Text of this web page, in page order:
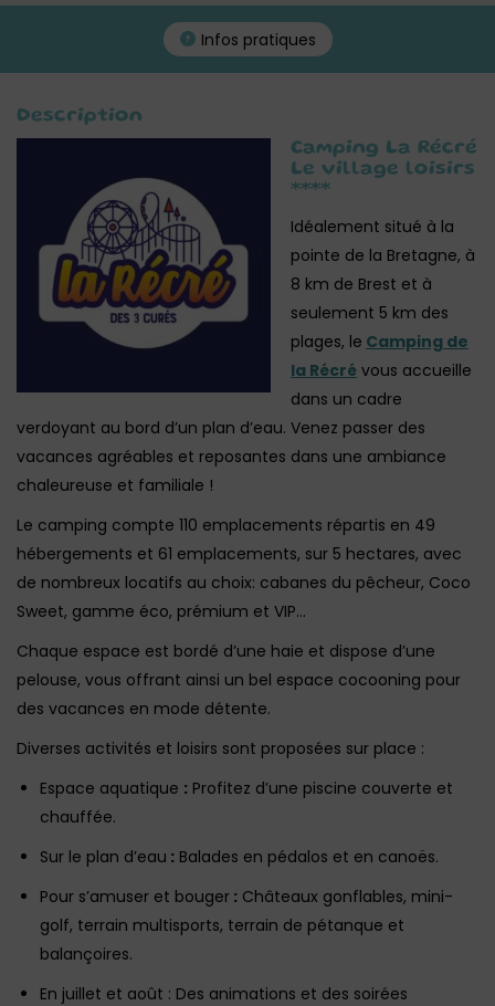
Infos pratiques
Description
Camping La Récré
Le village loisirs
****
Idéalement situé à la
pointe de la Bretagne, à
8 km de Brest et à
seulement 5 km des
plages, le Camping de
la Récré vous accueille
dans un cadre
verdoyant au bord d’un plan d’eau. Venez passer des
vacances agréables et reposantes dans une ambiance
chaleureuse et familiale !
Le camping compte 110 emplacements répartis en 49
hébergements et 61 emplacements, sur 5 hectares, avec
de nombreux locatifs au choix: cabanes du pêcheur, Coco
Sweet, gamme éco, prémium et VIP…
Chaque espace est bordé d’une haie et dispose d’une
pelouse, vous offrant ainsi un bel espace cocooning pour
des vacances en mode détente.
Diverses activités et loisirs sont proposées sur place :
Espace aquatique : Profitez d’une piscine couverte et
chauffée.
Sur le plan d’eau : Balades en pédalos et en canoës.
Pour s’amuser et bouger : Châteaux gonflables, mini-
golf, terrain multisports, terrain de pétanque et
balançoires.
En juillet et août : Des animations et des soirées